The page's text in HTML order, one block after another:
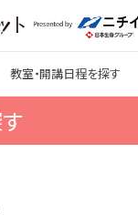
教室・開講日程を探す